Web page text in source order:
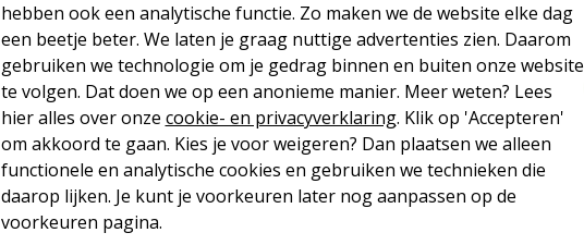
hebben ook een analytische functie. Zo maken we de website elke dag
een beetje beter. We laten je graag nuttige advertenties zien. Daarom
gebruiken we technologie om je gedrag binnen en buiten onze website
te volgen. Dat doen we op een anonieme manier. Meer weten? Lees
hier alles over onze cookie- en privacyverklaring. Klik op 'Accepteren'
om akkoord te gaan. Kies je voor weigeren? Dan plaatsen we alleen
functionele en analytische cookies en gebruiken we technieken die
daarop lijken. Je kunt je voorkeuren later nog aanpassen op de
voorkeuren pagina.